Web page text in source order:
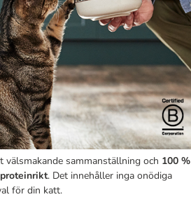
sammanställning och 100 %
proteinrikt. Det innehåller inga onödiga
för din katt.